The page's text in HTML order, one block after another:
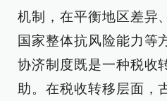
机制，在平衡地区差异
国家整体抗风险能力等
协济制度既是一种税收
助。在税收转移层面，